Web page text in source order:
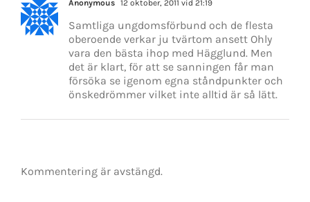
Anonymous 12 oktober, 2011 vid 21:19
Samtliga ungdomsförbund och de flesta
oberoende verkar ju tvärtom ansett Ohly
vara den bästa ihop med Hägglund. Men
det är klart, för att se sanningen får man
försöka se igenom egna ståndpunkter och
önskedrömmer vilket inte alltid är så lätt.
Kommentering är avstängd.